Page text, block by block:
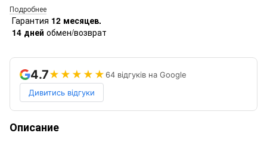
Подробнее
Гарантия 12 месяцев.
14 дней обмен/возврат
4.7★★★★★64 відгуків на Google
Дивитись відгуки
Описание